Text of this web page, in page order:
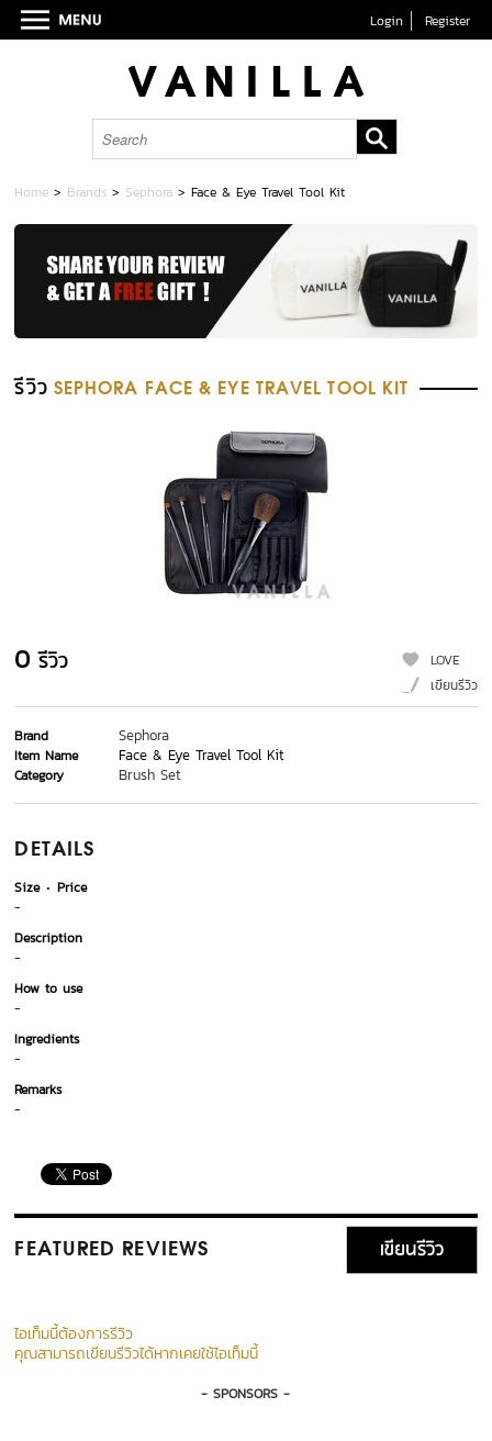
Login Register
Home > Brands > Sephora >Face & Eye Travel Tool Kit
รีวิว SEPHORA FACE & EYE TRAVEL TOOL KIT
0 รีวิว
LOVE
เขียนรีวิว
Brand Sephora
Item Name Face & Eye Travel Tool Kit
Category Brush Set
DETAILS
Size
Price
-
Description
-
How to use
-
Ingredients
-
Remarks
-
FEATURED REVIEWS เขียนรีวิว
ไอเท็มนี้ต้องการรีวิว
คุณสามารถเขียนรีวิวได้หากเคยใช้ไอเท็มนี้
- SPONSORS -